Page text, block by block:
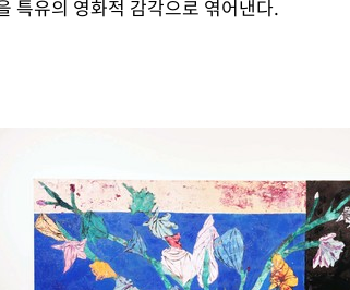
특유의 영화적 감각으로 엮어낸다.